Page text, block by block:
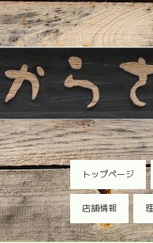
トップページ
店舗情報